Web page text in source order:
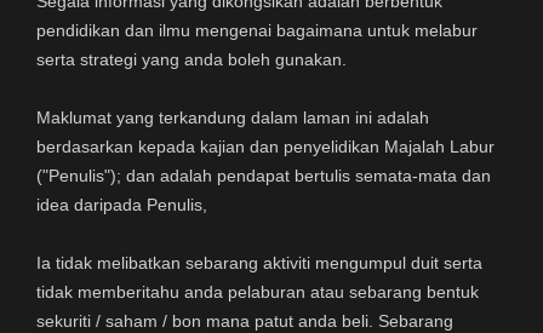
pendidikan dan ilmu mengenai bagaimana untuk melabur
serta strategi yang anda boleh gunakan.
Maklumat yang terkandung dalam laman ini adalah
berdasarkan kepada kajian dan penyelidikan Majalah Labur
("Penulis"); dan adalah pendapat bertulis semata-mata dan
idea daripada Penulis,
Ia tidak melibatkan sebarang aktiviti mengumpul duit serta
tidak memberitahu anda pelaburan atau sebarang bentuk
sekuriti / saham / bon mana patut anda beli. Sebarang